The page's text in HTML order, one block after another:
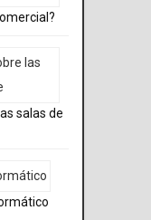
salas de